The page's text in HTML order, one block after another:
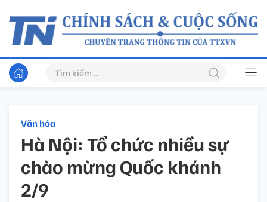
Văn hóa
Hà Nội: Tổ chức nhiều sự
chào mừng Quốc khánh
2/9